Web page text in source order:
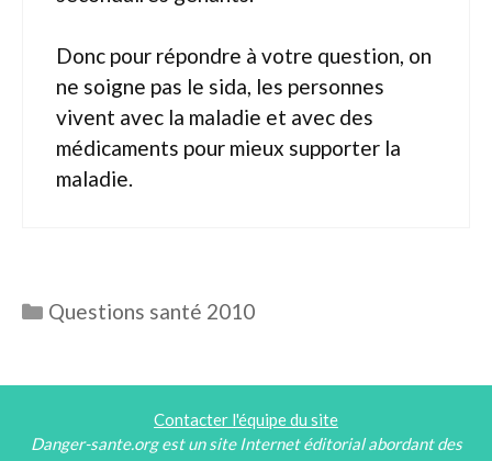
Donc pour répondre à votre question, on
ne soigne pas le sida, les personnes
vivent avec la maladie et avec des
médicaments pour mieux supporter la
maladie.
Catégories
Questions santé 2010
Contacter l'équipe du site
Danger-sante.org est un site Internet éditorial abordant des